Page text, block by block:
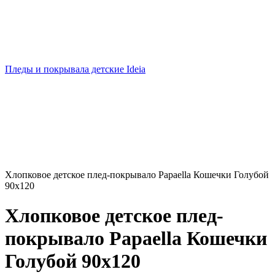
Пледы и покрывала детские Ideia
Хлопковое детское плед-покрывало Papaella Кошечки Голубой
90х120
Хлопковое детское плед-
покрывало Papaella Кошечки
Голубой 90х120